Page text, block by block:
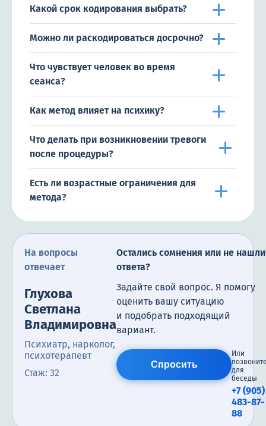
Какой срок кодирования выбрать?
Можно ли раскодироваться досрочно?
Что чувствует человек во время
сеанса?
Как метод влияет на психику?
Что делать при возникновении тревоги
после процедуры?
Есть ли возрастные ограничения для
метода?
На вопросы
отвечает
Глухова
Светлана
Владимировна
Психиатр, нарколог,
психотерапевт
Стаж: 32
Остались сомнения или не нашли
ответа?
Задайте свой вопрос. Я помогу
оценить вашу ситуацию
и подобрать подходящий
вариант.
Спросить
Или
для
беседы
+7 (905)
483-87-
88